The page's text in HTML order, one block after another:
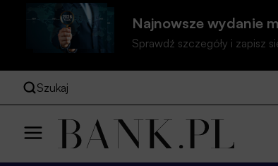
Najnowsze wydanie
Sprawdź szczegóły i zapisz
Szukaj